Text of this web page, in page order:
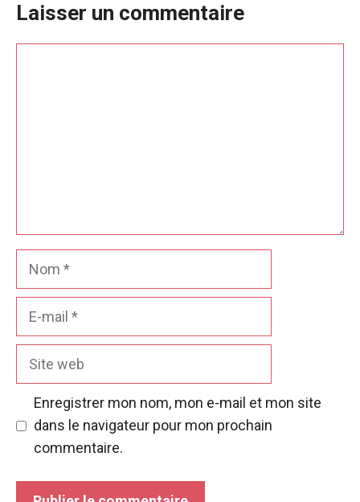
Laisser un commentaire
Enregistrer mon nom, mon e-mail et mon site
dans le navigateur pour mon prochain
commentaire.